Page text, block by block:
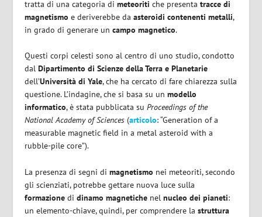
tratta di una categoria dimeteoriti che presentatracce di
magnetismo e deriverebbe daasteroidi contenenti metalli,
in grado di generare uncampo magnetico.
Questi corpi celesti sono al centro di uno studio, condotto
dalDipartimento di Scienze della Terra e Planetarie
dell’Università di Yale, che ha cercato di fare chiarezza sulla
questione. L’indagine, che si basa su unmodello
informatico, è stata pubblicata suProceedings of the
National Academy of Sciences (articolo: “Generation of a
measurable magnetic field in a metal asteroid with a
rubble-pile core”).
La presenza di segni di magnetismo nei meteoriti, secondo
gli scienziati, potrebbe gettare nuova luce sulla
formazione didinamo magnetiche nel nucleo dei pianeti:
un elemento-chiave, quindi, per comprendere lastruttura